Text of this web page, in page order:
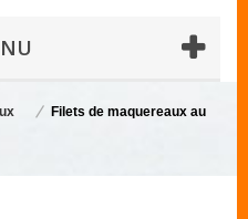
Filets de maquereaux au